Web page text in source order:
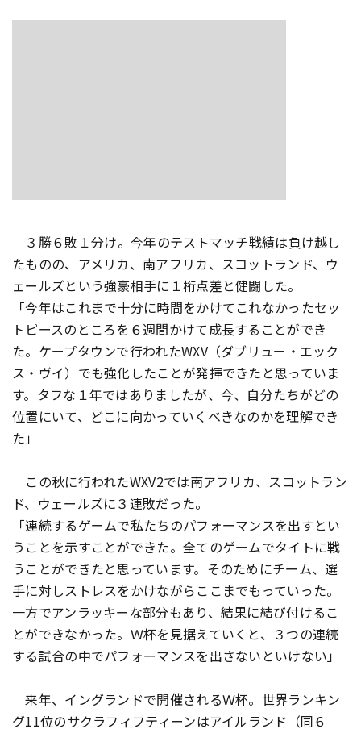
３勝６敗１分け――。今年のテストマッチ戦績は負け越し
たものの、アメリカ、南アフリカ、スコットランド、ウ
ェールズという強豪相手に１桁点差と健闘した。
「今年はこれまで十分に時間をかけてこれなかったセッ
トピースのところを６週間かけて成長することができ
た。ケープタウンで行われたWXV（ダブリュー・エック
ス・ヴイ）でも強化したことが発揮できたと思っていま
す。タフな１年ではありましたが、今、自分たちがどの
位置にいて、どこに向かっていくべきなのかを理解でき
た」
この秋に行われたWXV2では南アフリカ、スコットラン
ド、ウェールズに３連敗だった。
「連続するゲームで私たちのパフォーマンスを出すとい
うことを示すことができた。全てのゲームでタイトに戦
うことができたと思っています。そのためにチーム、選
手に対しストレスをかけながらここまでもっていった。
一方でアンラッキーな部分もあり、結果に結び付けるこ
とができなかった。Ｗ杯を見据えていくと、３つの連続
する試合の中でパフォーマンスを出さないといけない」
来年、イングランドで開催されるＷ杯。世界ランキン
グ11位のサクラフィフティーンはアイルランド（同６